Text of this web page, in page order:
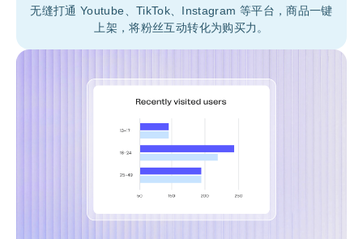
无缝打通 Youtube、TikTok、Instagram 等平台，商品一键
上架，将粉丝互动转化为购买力。